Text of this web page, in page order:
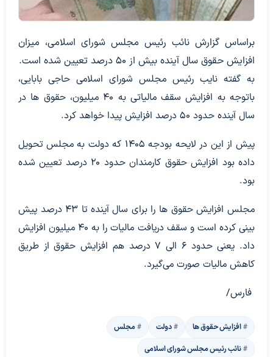
براساس گزارش نائب رئیس مجلس شورای اسلامی، میزان
افزایش حقوق سال آینده بیش از ۵۰ درصد تعیین شده است.
به گفته نایب رئیس مجلس شورای اسلامی حاجی بابایی،
باتوجه به افزایش سقف مالیاتی به ۴۰ میلیون، حقوق ها در
سال آینده حدود ۵۰ درصد افزایش پیدا خواهد کرد.
پیش از این در لایحه بودجه ۱۴۰۵ که دولت به مجلس تحویل
داده بود افزایش حقوق کارمندان حدود ۲۰ درصد تعیین شده
بود.
مجلس افزایش حقوق ها را برای سال آینده تا ۴۳ درصد پیش
بینی کرده است و سقف دریافت مالیات را به ۴۰ میلیون افزایش
داد. یعنی حدود ۶ الی ۷ درصد هم افزایش حقوق از طریق
کاهش مالیات صورت می‌گیرد.
فارس/
افزایش حقوق ها دولت
مجلس
نائب رئیس مجلس شورای اسلامی